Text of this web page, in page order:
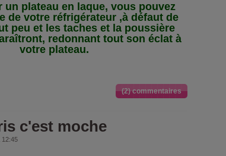
un plateau en laque, vous pouvez
de votre réfrigérateur ,à défaut de
peu et les taches et la poussière
redonnant tout son éclat à
votre plateau.
(2) commentaires
c'est moche
12:45